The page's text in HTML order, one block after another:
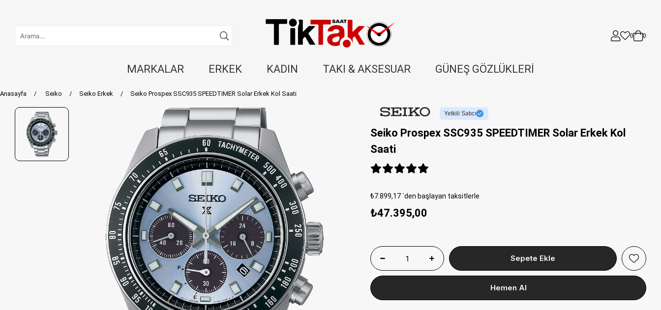
0 0
MARKALAR ERKEK KADIN TAKI & AKSESUAR GÜNEŞ GÖZLÜKLERİ
Anasayfa Seiko Seiko Erkek Seiko Prospex SSC935 SPEEDTIMER Solar Erkek Kol Saati
Yetkili Satıcı
Seiko Prospex SSC935 SPEEDTIMER Solar Erkek Kol
Saati
₺7.899,17 `den başlayan taksitlerle
₺47.395,00